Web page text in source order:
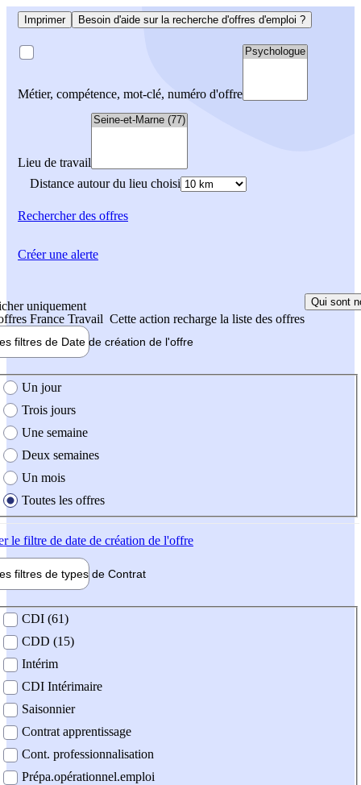
Imprimer Besoin d'aide sur la recherche d'offres d'emploi ?
Métier, compétence, mot-clé, numéro d'offre
Lieu de travail
Distance autour du lieu choisi
Rechercherdes offres
uniquement
France Travail Cette action recharge la liste des offres
Qui sont
filtres de Date de création de l'offre
création de l'offre
Un jour
Trois jours
Une semaine
Deux semaines
Un mois
Toutes les offres
le filtre de date de création de l'offre
filtres de types de Contrat
contrat
CDI (61)
CDD (15)
Intérim
CDI Intérimaire
Saisonnier
Contrat apprentissage
Cont. professionnalisation
Prépa.opérationnel.emploi
Créer une alerte